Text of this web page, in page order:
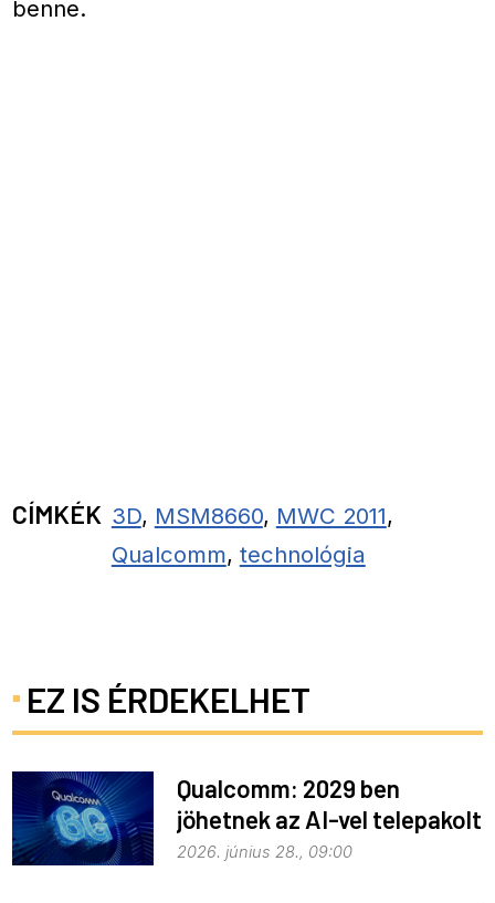
benne.
CÍMKÉK 3D, MSM8660, MWC 2011,
Qualcomm, technológia
EZ IS ÉRDEKELHET
Qualcomm: 2029 ben
jöhetnek az AI-vel telepakolt
6G-s telefonok
2026. június 28., 09:00